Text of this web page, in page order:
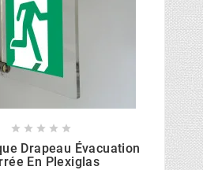
    
Drapeau Évacuation
En Plexiglas